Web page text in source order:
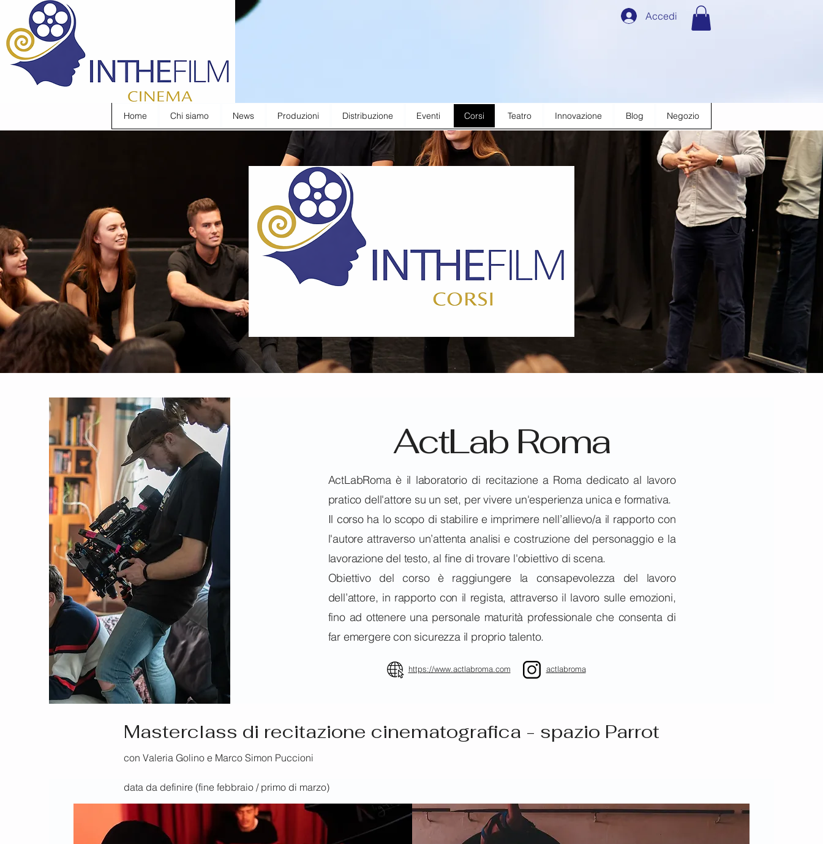
Accedi
Home Chi siamo News Produzioni Distribuzione Eventi Corsi Teatro Innovazione Blog Negozio
ActLab Roma
ActLabRoma è il laboratorio di recitazione a Roma dedicato al lavoro
pratico dell'attore su un set, per vivere un'esperienza unica e formativa.
Il corso ha lo scopo di stabilire e imprimere nell’allievo/a il rapporto con
l'autore attraverso un’attenta analisi e costruzione del personaggio e la
lavorazione del testo, al fine di trovare l'obiettivo di scena.
Obiettivo del corso è raggiungere la consapevolezza del lavoro
dell’attore, in rapporto con il regista, attraverso il lavoro sulle emozioni,
fino ad ottenere una personale maturità professionale che consenta di
far emergere con sicurezza il proprio talento.
https://www.actlabroma.com actlabroma
Masterclass di recitazione cinematografica - spazio Parrot
con Valeria Golino e Marco Simon Puccioni
data da definire (fine febbraio / primo di marzo)